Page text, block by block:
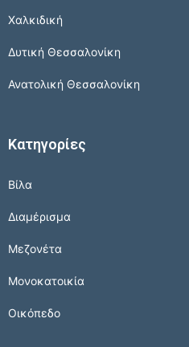
Χαλκιδική
Δυτική Θεσσαλονίκη
Ανατολική Θεσσαλονίκη
Κατηγορίες
Βίλα
Διαμέρισμα
Μεζονέτα
Μονοκατοικία
Οικόπεδο